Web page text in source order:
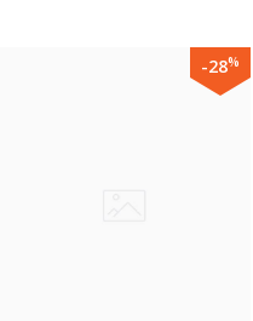
-28%